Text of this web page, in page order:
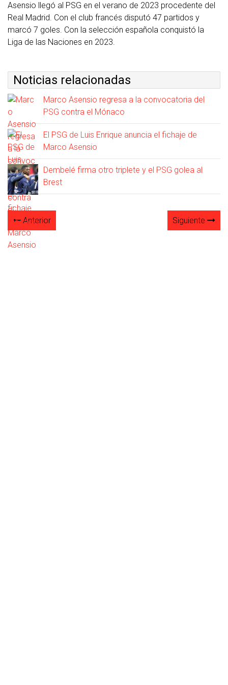
Asensio llegó al PSG en el verano de 2023 procedente del
Real Madrid. Con el club francés disputó 47 partidos y
marcó 7 goles. Con la selección española conquistó la
Liga de las Naciones en 2023.
Noticias relacionadas
Marco Asensio regresa a la convocatoria del
PSG contra el Mónaco
El PSG de Luis Enrique anuncia el fichaje de
Marco Asensio
Dembelé firma otro triplete y el PSG golea al
Brest
Anterior Siguiente